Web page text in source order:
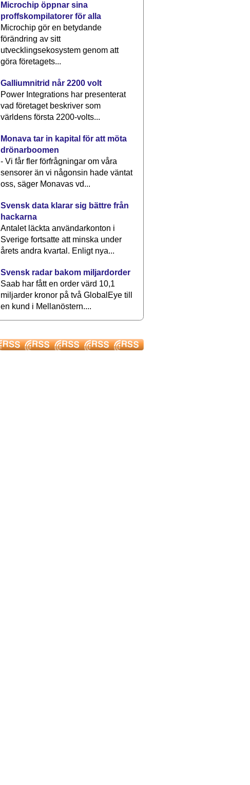
Microchip öppnar sina
proffskompilatorer för alla
Microchip gör en betydande
förändring av sitt
utvecklingsekosystem genom att
göra företagets...
Galliumnitrid når 2200 volt
Power Integrations har presenterat
vad företaget beskriver som
världens första 2200-volts...
Monava tar in kapital för att möta
drönarboomen
- Vi får fler förfrågningar om våra
sensorer än vi någonsin hade väntat
oss, säger Monavas vd...
Svensk data klarar sig bättre från
hackarna
Antalet läckta användarkonton i
Sverige fortsatte att minska under
årets andra kvartal. Enligt nya...
Svensk radar bakom miljardorder
Saab har fått en order värd 10,1
miljarder kronor på två GlobalEye till
en kund i Mellanöstern....